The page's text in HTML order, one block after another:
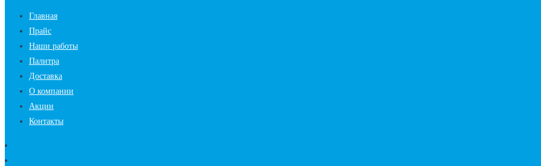
Главная
Прайс
Наши работы
Палитра
Доставка
О компании
Акции
Контакты